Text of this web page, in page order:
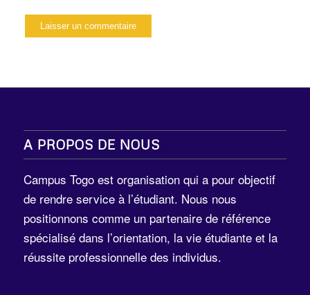
A PROPOS DE NOUS
Campus Togo est organisation qui a pour objectif
de rendre service à l’étudiant. Nous nous
positionnons comme un partenaire de référence
spécialisé dans l’orientation, la vie étudiante et la
réussite professionnelle des individus.